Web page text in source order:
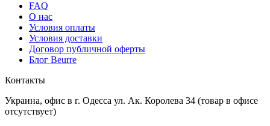
FAQ
O нас
Условия оплаты
Условия доставки
Договор публичной оферты
Блог Beurre
Контакты
Украина, офис в г. Одесса ул. Ак. Королева 34 (товар в офисе
отсутствует)